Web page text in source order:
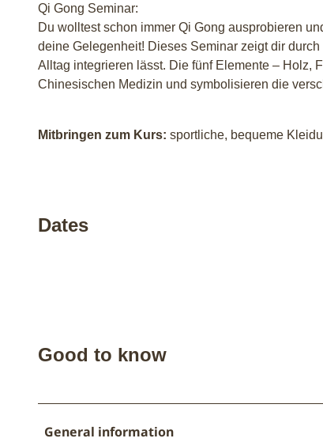
Qi Gong Seminar:
Du wolltest schon immer Qi Gong ausprobieren
deine Gelegenheit! Dieses Seminar zeigt dir
Alltag integrieren lässt. Die fünf Elemente – Holz,
Chinesischen Medizin und symbolisieren die
Mitbringen zum Kurs: sportliche, bequeme
Dates
Good to know
General information